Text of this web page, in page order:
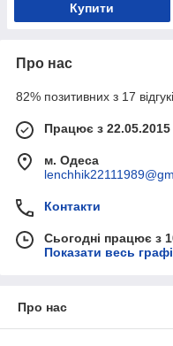
Купити
Про нас
82% позитивних з 17
Працює з 22.05.2015
м. Одеса
Контакти
Сьогодні працює з
Показати весь
Про нас